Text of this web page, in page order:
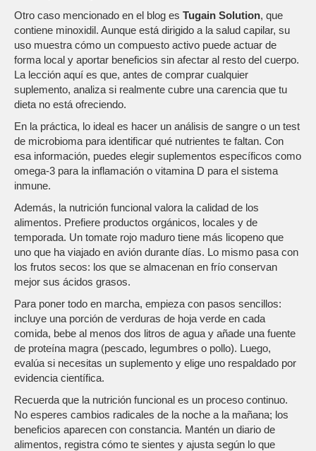
Otro caso mencionado en el blog es Tugain Solution, que
contiene minoxidil. Aunque está dirigido a la salud capilar, su
uso muestra cómo un compuesto activo puede actuar de
forma local y aportar beneficios sin afectar al resto del cuerpo.
La lección aquí es que, antes de comprar cualquier
suplemento, analiza si realmente cubre una carencia que tu
dieta no está ofreciendo.
En la práctica, lo ideal es hacer un análisis de sangre o un test
de microbioma para identificar qué nutrientes te faltan. Con
esa información, puedes elegir suplementos específicos como
omega‑3 para la inflamación o vitamina D para el sistema
inmune.
Además, la nutrición funcional valora la calidad de los
alimentos. Prefiere productos orgánicos, locales y de
temporada. Un tomate rojo maduro tiene más licopeno que
uno que ha viajado en avión durante días. Lo mismo pasa con
los frutos secos: los que se almacenan en frío conservan
mejor sus ácidos grasos.
Para poner todo en marcha, empieza con pasos sencillos:
incluye una porción de verduras de hoja verde en cada
comida, bebe al menos dos litros de agua y añade una fuente
de proteína magra (pescado, legumbres o pollo). Luego,
evalúa si necesitas un suplemento y elige uno respaldado por
evidencia científica.
Recuerda que la nutrición funcional es un proceso continuo.
No esperes cambios radicales de la noche a la mañana; los
beneficios aparecen con constancia. Mantén un diario de
alimentos, registra cómo te sientes y ajusta según lo que